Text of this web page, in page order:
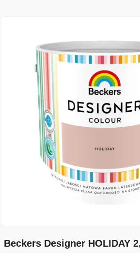
Beckers Designer HOLIDAY